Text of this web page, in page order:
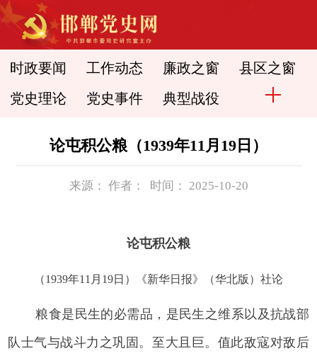
时政要闻 工作动态 廉政之窗 县区之窗
党史理论 党史事件 典型战役
论屯积公粮（1939年11月19日）
来源： 作者： 时间： 2025-10-20
论屯积公粮
（1939年11月19日）《新华日报》（华北版）社论
粮食是民生的必需品，是民生之维系以及抗战部
队士气与战斗力之巩固。至大且巨。值此敌寇对敌后